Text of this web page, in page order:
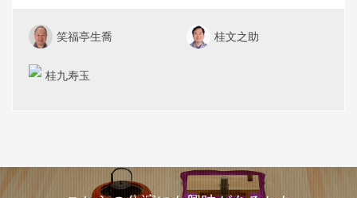
笑福亭生喬 桂文之助
桂九寿玉